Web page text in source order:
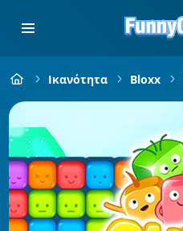
Ικανότητα Bloxx